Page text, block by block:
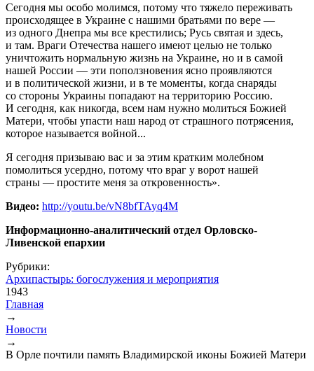
Сегодня мы особо молимся, потому что тяжело переживать
происходящее в Украине с нашими братьями по вере —
из одного Днепра мы все крестились; Русь святая и здесь,
и там. Враги Отечества нашего имеют целью не только
уничтожить нормальную жизнь на Украине, но и в самой
нашей России — эти поползновения ясно проявляются
и в политической жизни, и в те моменты, когда снаряды
со стороны Украины попадают на территорию Россию.
И сегодня, как никогда, всем нам нужно молиться Божией
Матери, чтобы упасти наш народ от страшного потрясения,
которое называется войной...
Я сегодня призываю вас и за этим кратким молебном
помолиться усердно, потому что враг у ворот нашей
страны — простите меня за откровенность».
Видео: http://youtu.be/vN8bfTAyq4M
Информационно-аналитический отдел Орловско-
Ливенской епархии
Рубрики:
Архипастырь: богослужения и мероприятия
1943
Вы здесь
Главная
→
Новости
→
В Орле почтили память Владимирской иконы Божией Матери